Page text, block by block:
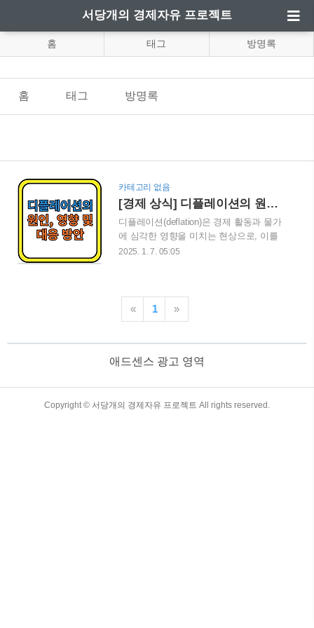
서당개의 경제자유 프로젝트
홈 태그 방명록
홈 태그 방명록
카테고리 없음
[경제 상식] 디플레이션의 원인, 영향 및 대응 방안
디플레이션(deflation)은 경제 활동과 물가
에 심각한 영향을 미치는 현상으로, 이를
제대로 이해하고 대비하는 것이 중요합니
플레이션을 극복하기 위한 방법도 함께 살
펴보겠습니다. (이 글은 디플레이션의 개
다.) 목차 디플레이션의 원인, 영향 및 대
플레이션은 상품과 서비스의 전반적인 가
격이 하락하는 현상을 의미합니다. 이는
2025. 1. 7. 05:05
« 1 »
애드센스 광고 영역
Copyright © 서당개의 경제자유 프로젝트 All rights reserved.
TistoryWhaleSkin3.4